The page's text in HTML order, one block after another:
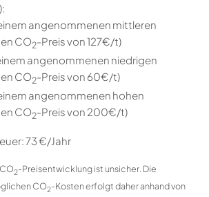
angenommenen mittleren
CO2-Preis von 127€/t)
angenommenen niedrigen
CO2-Preis von 60€/t)
angenommenen hohen
CO2-Preis von 200€/t)
73 €/Jahr
2-Preisentwicklung ist unsicher. Die
CO2-Kosten erfolgt daher anhand von